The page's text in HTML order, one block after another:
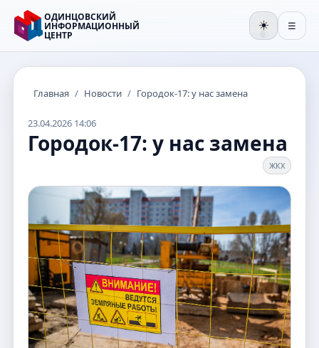
ОДИНЦОВСКИЙ
ИНФОРМАЦИОННЫЙ
ЦЕНТР
☀️ ☰
Главная / Новости / Городок-17: у нас замена
23.04.2026 14:06
Городок-17: у нас замена
ЖКХ